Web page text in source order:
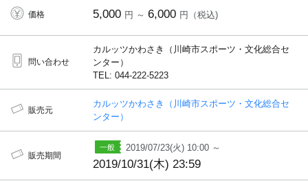
価格 5,000 円 ～ 6,000 円（税込)
問い合わせ
カルッツかわさき（川崎市スポーツ・文化総合セ
ンター）
TEL: 044-222-5223
販売元
カルッツかわさき（川崎市スポーツ・文化総合セ
ンター）
販売期間
2019/07/23(火) 10:00 ～
2019/10/31(木) 23:59